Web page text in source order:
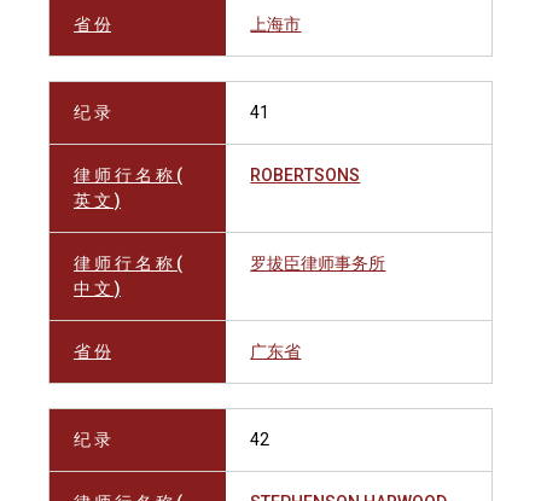
省 份 上海市
纪 录 41
律 师 行 名 称 (
英 文 )
ROBERTSONS
律 师 行 名 称 (
中 文 )
罗拔臣律师事务所
省 份 广东省
纪 录 42